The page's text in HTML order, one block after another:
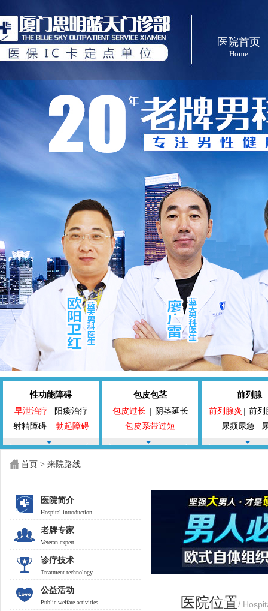
医院首页
Home
性功能障碍
早泄治疗
阳痿治疗
射精障碍
勃起障碍
手淫过度
包皮包茎
包皮过长
阴茎延长
包皮系带过短
前列腺
前列腺炎
前列
尿频尿急
前列腺囊
首页 > 来院路线
医院简介
Hospital introduction
老牌专家
Veteran expert
诊疗技术
Treatment technology
公益活动
Public welfare activities 医院位置/